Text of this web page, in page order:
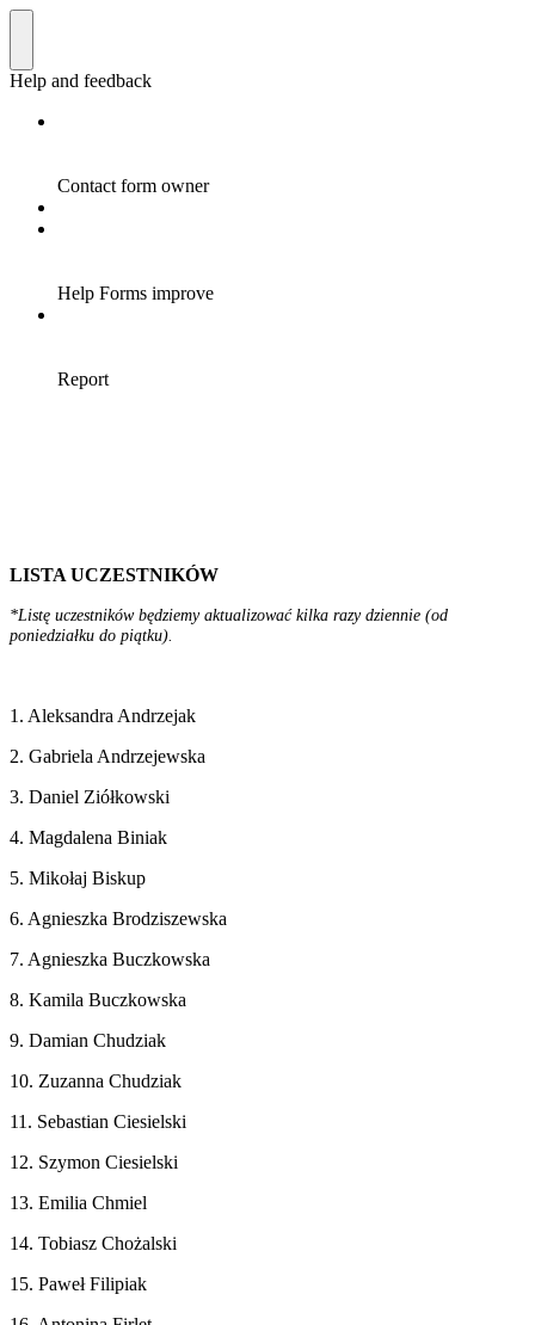
LISTA UCZESTNIKÓW
*Listę uczestników będziemy aktualizować kilka razy dziennie (od
poniedziałku do piątku).
1. Aleksandra Andrzejak
2. Gabriela Andrzejewska
3. Daniel Ziółkowski
4. Magdalena Biniak
5. Mikołaj Biskup
6. Agnieszka Brodziszewska
7. Agnieszka Buczkowska
8. Kamila Buczkowska
9. Damian Chudziak
10. Zuzanna Chudziak
11. Sebastian Ciesielski
12. Szymon Ciesielski
13. Emilia Chmiel
14. Tobiasz Chożalski
15. Paweł Filipiak